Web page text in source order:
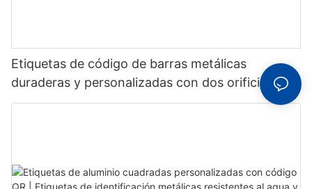
Etiquetas de código de barras metálicas
duraderas y personalizadas con dos orificios
fijos para un reconocimiento estable.